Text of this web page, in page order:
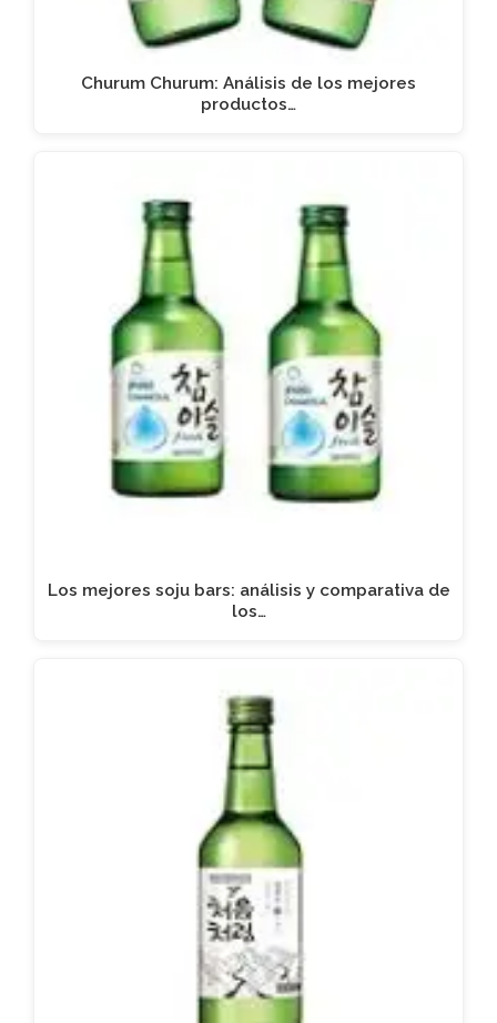
Churum Churum: Análisis de los mejores
productos…
Los mejores soju bars: análisis y comparativa de
los…